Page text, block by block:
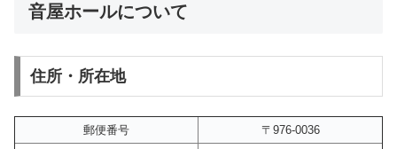
音屋ホールについて
住所・所在地
郵便番号
〒976-0036